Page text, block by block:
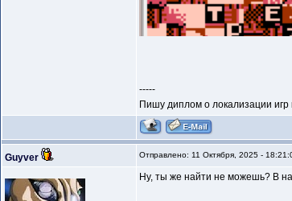
-----
Пишу диплом о локализации
Guyver Отправлено: 11 Октября, 2025 -
Ну, ты же найти не можешь? В